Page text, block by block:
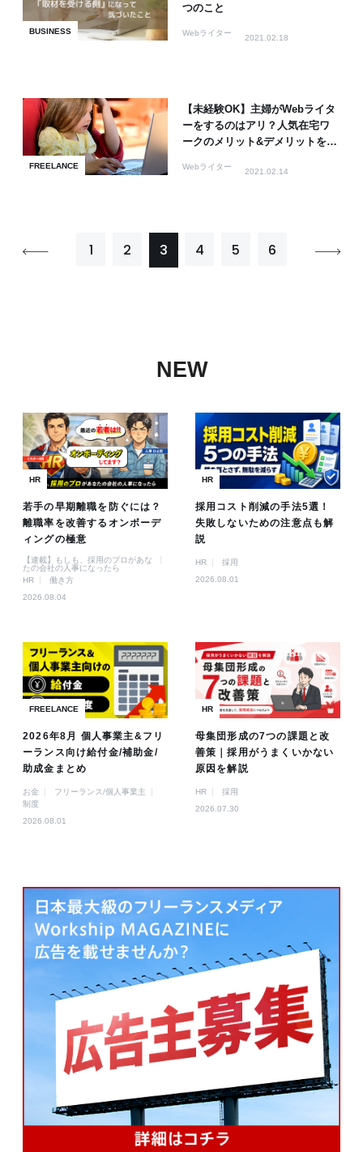
BUSINESS
つのこと
Webライター
2021.02.18
FREELANCE
【未経験OK】主婦がWebライタ
ーをするのはアリ？人気在宅ワ
ークのメリット&デメリットを解
Webライター
2021.02.14
1 2 3 4 5 6
NEW
HR
若手の早期離職を防ぐには？
離職率を改善するオンボーデ
ィングの極意
【連載】もしも、採用のプロがあな
たの会社の人事になったら
HR
働き方
2026.08.04
HR
採用コスト削減の手法5選！
失敗しないための注意点も解
説
HR
採用
2026.08.01
FREELANCE
2026年8月 個人事業主&フリ
ーランス向け給付金/補助金/
助成金まとめ
お金
フリーランス/個人事業主
制度
2026.08.01
HR
母集団形成の7つの課題と改
善策｜採用がうまくいかない
原因を解説
HR
採用
2026.07.30